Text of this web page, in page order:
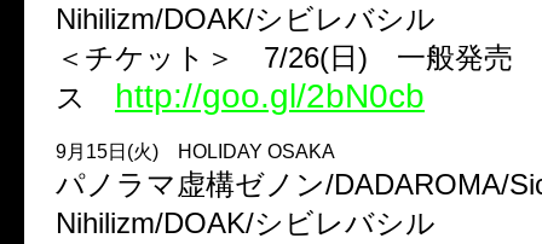
Nihilizm/DOAK/シビレバシル
＜チケット＞ 7/26(日) 一般発売
ス http://goo.gl/2bN0cb
9月15日(火) HOLIDAY OSAKA
パノラマ虚構ゼノン/DADAROMA/
Nihilizm/DOAK/シビレバシル